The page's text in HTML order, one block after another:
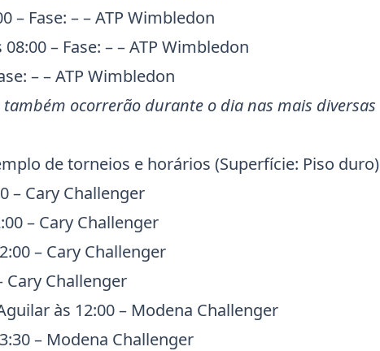
– Fase: – – ATP Wimbledon
– Fase: – – ATP Wimbledon
– – ATP Wimbledon
também ocorrerão durante o dia nas mais diversas
de torneios e horários (Superfície: Piso duro)
– Cary Challenger
– Cary Challenger
– Cary Challenger
Cary Challenger
às 12:00 – Modena Challenger
– Modena Challenger